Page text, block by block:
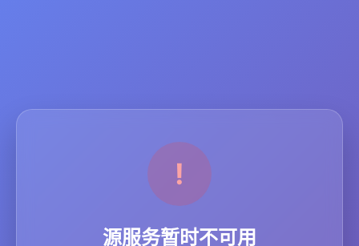
源服务暂时不可用